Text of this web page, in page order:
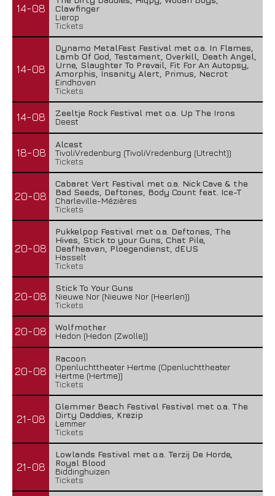
14-08
Clawfinger
Lierop
Tickets
14-08
Dynamo MetalFest Festival met o.a. In Flames,
Lamb Of God, Testament, Overkill, Death Angel,
Urne, Slaughter To Prevail, Fit For An Autopsy,
Amorphis, Insanity Alert, Primus, Necrot
Eindhoven
Tickets
14-08
Zeeltje Rock Festival met o.a. Up The Irons
Deest
18-08
Alcest
TivoliVredenburg (TivoliVredenburg (Utrecht))
Tickets
20-08
Cabaret Vert Festival met o.a. Nick Cave & the
Bad Seeds, Deftones, Body Count feat. Ice-T
Charleville-Mézières
Tickets
20-08
Pukkelpop Festival met o.a. Deftones, The
Hives, Stick to your Guns, Chat Pile,
Deafheaven, Ploegendienst, dEUS
Hasselt
Tickets
20-08
Stick To Your Guns
Nieuwe Nor (Nieuwe Nor (Heerlen))
Tickets
20-08
Wolfmother
Hedon (Hedon (Zwolle))
20-08
Racoon
Openluchttheater Hertme (Openluchttheater
Hertme (Hertme))
Tickets
21-08
Glemmer Beach Festival Festival met o.a. The
Dirty Daddies, Krezip
Lemmer
Tickets
21-08
Lowlands Festival met o.a. Terzij De Horde,
Royal Blood
Biddinghuizen
Tickets